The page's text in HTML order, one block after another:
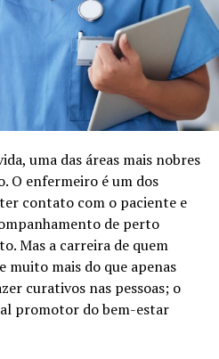
uma das áreas mais nobres
O enfermeiro é um dos
contato com o paciente e
de perto
Mas a carreira de quem
muito mais do que apenas
curativos nas pessoas; o
promotor do bem-estar